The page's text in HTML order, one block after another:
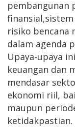
pembangunan
risiko bencana
dalam agenda
Upaya-upaya
keuangan dan
mendasar
ekonomi riil,
maupun
ketidakpastian.